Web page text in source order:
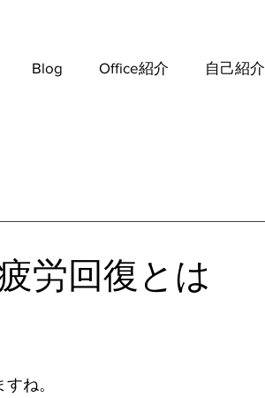
Blog Office紹介 自己紹介
労回復とは
ね。